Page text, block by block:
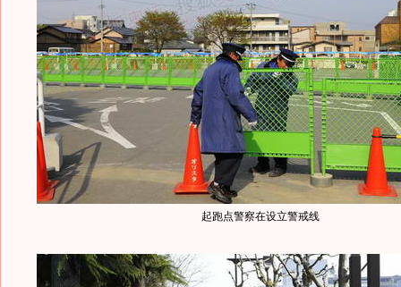
起跑点警察在设立警戒线